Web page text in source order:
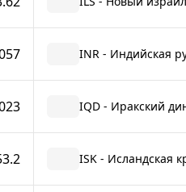
INR - Индийская
IQD - Иракский
ISK - Исландская